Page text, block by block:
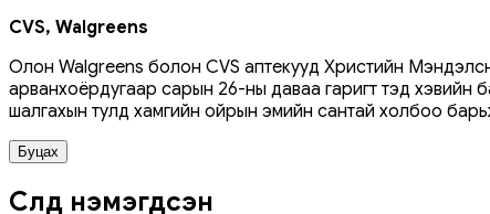
CVS, Walgreens
Олон Walgreens болон CVS аптекууд Христийн
арванхоёрдугаар сарын 26-ны даваа гаригт тэд хэвийн
шалгахын тулд хамгийн ойрын эмийн сантай холбоо
Буцах
Сүүлд нэмэгдсэн